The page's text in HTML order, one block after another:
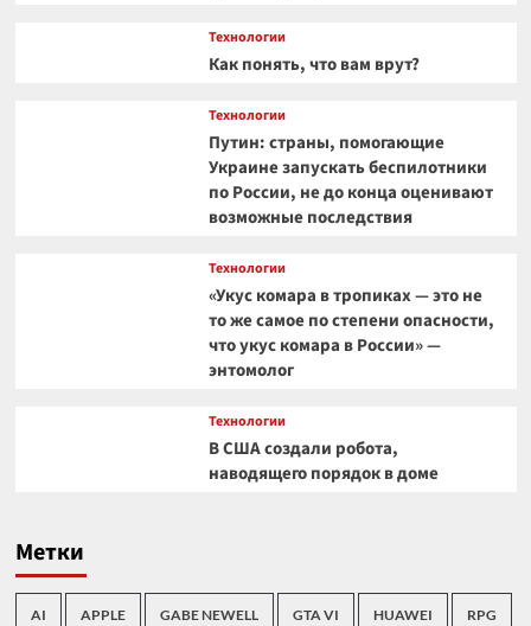
Технологии
Как понять, что вам врут?
Технологии
Путин: страны, помогающие
Украине запускать беспилотники
по России, не до конца оценивают
возможные последствия
Технологии
«Укус комара в тропиках — это не
то же самое по степени опасности,
что укус комара в России» —
энтомолог
Технологии
В США создали робота,
наводящего порядок в доме
Метки
AI APPLE GABE NEWELL GTA VI HUAWEI RPG